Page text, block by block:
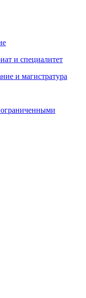
и специалитет
и магистратура